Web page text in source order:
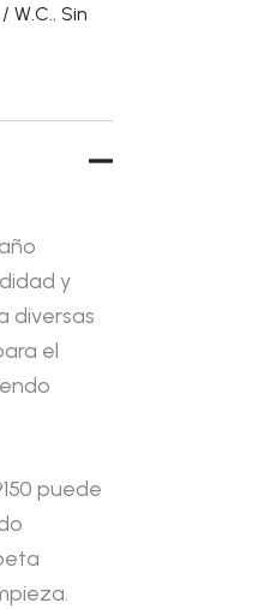
W.C., Sin
y
diversas
el
puede